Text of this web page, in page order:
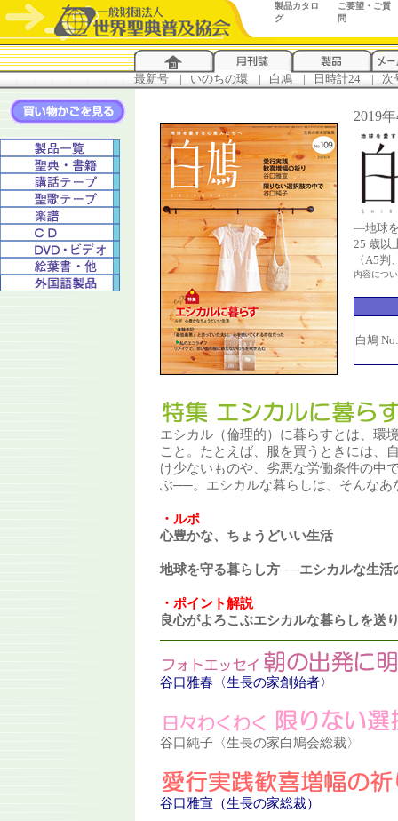
製品カタロ
グ
ご要望・ご質
問
最新号 | いのちの環 | 白鳩 | 日時計24 | 次
―地球
25 歳以
〈A5
内容につ
白鳩
エシカル（倫理的）に暮らすとは、環
こと。たとえば、服を買うときには、
け少ないものや、劣悪な労働条件の中
ぶ──。エシカルな暮らしは、そんなあ
・ルポ
心豊かな、ちょうどいい生活
地球を守る暮らし方──エシカルな生
・ポイント解説
良心がよろこぶエシカルな暮らしを送
谷口雅春〈生長の家創始者〉
谷口純子〈生長の家白鳩会総裁〉
谷口雅宣（生長の家総裁）